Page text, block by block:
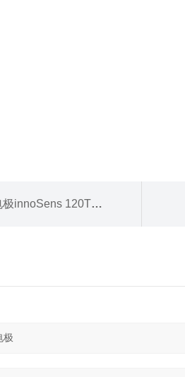
120T工业污废水pH电极